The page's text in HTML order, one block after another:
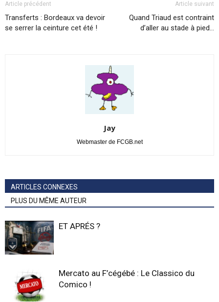
Article précédent
Transferts : Bordeaux va devoir
se serrer la ceinture cet été !
Article suivant
Quand Triaud est contraint
d’aller au stade à pied…
Jay
Webmaster de FCGB.net
ARTICLES CONNEXES
PLUS DU MÊME AUTEUR
ET APRÉS ?
Mercato au F’cégébé : Le Classico du
Comico !